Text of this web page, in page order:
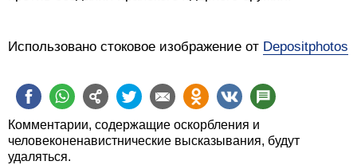
Использовано стоковое изображение от Depositphotos
Комментарии, содержащие оскорбления и
человеконенавистнические высказывания, будут
удаляться.